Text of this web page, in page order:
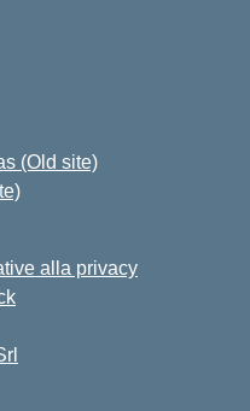
(Old site)
alla privacy